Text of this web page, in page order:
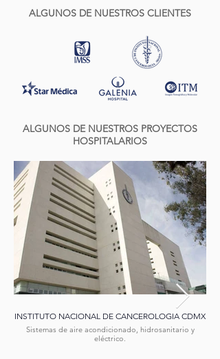
ALGUNOS DE NUESTROS CLIENTES
ALGUNOS DE NUESTROS PROYECTOS
HOSPITALARIOS
INSTITUTO NACIONAL DE CANCEROLOGIA CDMX
Sistemas de aire acondicionado, hidrosanitario y
eléctrico.